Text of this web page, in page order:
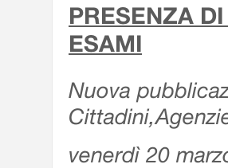
PRESENZA
ESAMI
Nuova
venerdì 20